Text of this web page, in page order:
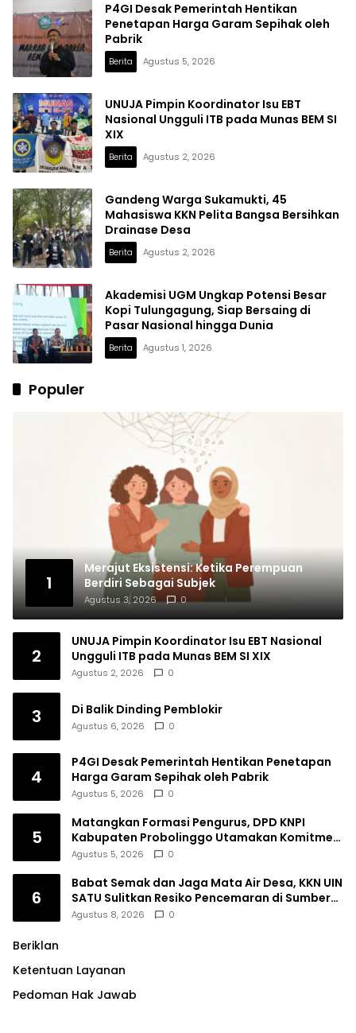
P4GI Desak Pemerintah Hentikan
Penetapan Harga Garam Sepihak oleh
Pabrik
Berita Agustus 5, 2026
UNUJA Pimpin Koordinator Isu EBT
Nasional Ungguli ITB pada Munas BEM SI
XIX
Berita Agustus 2, 2026
Gandeng Warga Sukamukti, 45
Mahasiswa KKN Pelita Bangsa Bersihkan
Drainase Desa
Berita Agustus 2, 2026
Akademisi UGM Ungkap Potensi Besar
Kopi Tulungagung, Siap Bersaing di
Pasar Nasional hingga Dunia
Berita Agustus 1, 2026
Populer
1
Merajut Eksistensi: Ketika Perempuan
Berdiri Sebagai Subjek
Agustus 3, 2026 0
2
UNUJA Pimpin Koordinator Isu EBT Nasional
Ungguli ITB pada Munas BEM SI XIX
Agustus 2, 2026 0
3 Di Balik Dinding Pemblokir
Agustus 6, 2026 0
4
P4GI Desak Pemerintah Hentikan Penetapan
Harga Garam Sepihak oleh Pabrik
Agustus 5, 2026 0
5
Matangkan Formasi Pengurus, DPD KNPI
Kabupaten Probolinggo Utamakan Komitmen
dan Kinerja
Agustus 5, 2026 0
6
Babat Semak dan Jaga Mata Air Desa, KKN UIN
SATU Sulitkan Resiko Pencemaran di Sumber
Ngumbul
Agustus 8, 2026 0
Beriklan
Ketentuan Layanan
Pedoman Hak Jawab